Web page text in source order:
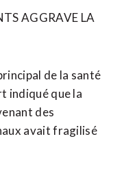
AGGRAVE LA
de la santé
indiqué que la
des
avait fragilisé